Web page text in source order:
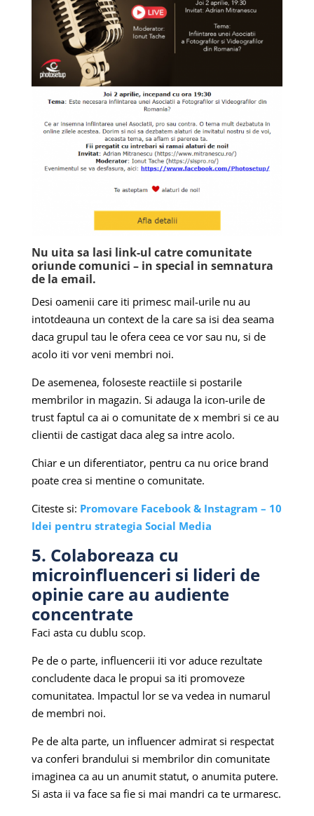
Nu uita sa lasi link-ul catre comunitate
oriunde comunici – in special in semnatura
de la email.
Desi oamenii care iti primesc mail-urile nu au
intotdeauna un context de la care sa isi dea seama
daca grupul tau le ofera ceea ce vor sau nu, si de
acolo iti vor veni membri noi.
De asemenea, foloseste reactiile si postarile
membrilor in magazin. Si adauga la icon-urile de
trust faptul ca ai o comunitate de x membri si ce au
clientii de castigat daca aleg sa intre acolo.
Chiar e un diferentiator, pentru ca nu orice brand
poate crea si mentine o comunitate.
Citeste si: Promovare Facebook & Instagram – 10
Idei pentru strategia Social Media
5. Colaboreaza cu
microinfluenceri si lideri de
opinie care au audiente
concentrate
Faci asta cu dublu scop.
Pe de o parte, influencerii iti vor aduce rezultate
concludente daca le propui sa iti promoveze
comunitatea. Impactul lor se va vedea in numarul
de membri noi.
Pe de alta parte, un influencer admirat si respectat
va conferi brandului si membrilor din comunitate
imaginea ca au un anumit statut, o anumita putere.
Si asta ii va face sa fie si mai mandri ca te urmaresc.